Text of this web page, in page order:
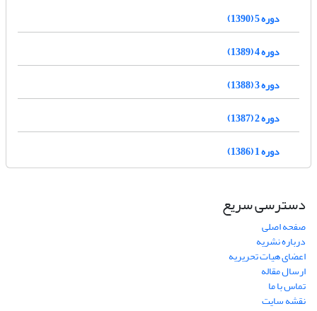
دوره 5 (1390)
دوره 4 (1389)
دوره 3 (1388)
دوره 2 (1387)
دوره 1 (1386)
دسترسی سریع
صفحه اصلی
درباره نشریه
اعضای هیات تحریریه
ارسال مقاله
تماس با ما
نقشه سایت